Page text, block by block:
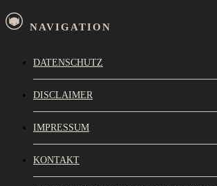
NAVIGATION
DATENSCHUTZ
DISCLAIMER
IMPRESSUM
KONTAKT